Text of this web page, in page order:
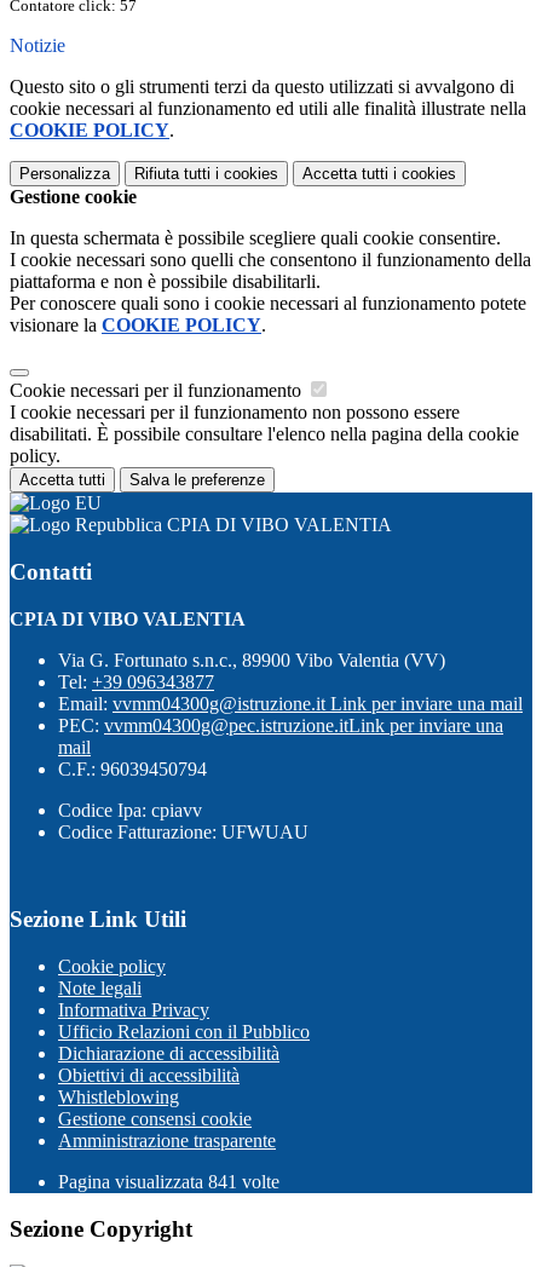
Contatore click: 57
Notizie
Questo sito o gli strumenti terzi da questo utilizzati si avvalgono di
cookie necessari al funzionamento ed utili alle finalità illustrate nella
COOKIE POLICY.
Personalizza Rifiuta tutti i cookies Accetta tutti i cookies
Gestione cookie
In questa schermata è possibile scegliere quali cookie consentire.
I cookie necessari sono quelli che consentono il funzionamento della
piattaforma e non è possibile disabilitarli.
Per conoscere quali sono i cookie necessari al funzionamento potete
visionare la COOKIE POLICY.
Cookie necessari per il funzionamento
I cookie necessari per il funzionamento non possono essere
disabilitati. È possibile consultare l'elenco nella pagina della cookie
policy.
Accetta tutti Salva le preferenze
CPIA DI VIBO VALENTIA
Contatti
CPIA DI VIBO VALENTIA
Via G. Fortunato s.n.c., 89900 Vibo Valentia (VV)
Tel: +39 096343877
Email: vvmm04300g@istruzione.it Link per inviare una mail
PEC: vvmm04300g@pec.istruzione.itLink per inviare una
mail
C.F.: 96039450794
Codice Ipa: cpiavv
Codice Fatturazione: UFWUAU
Sezione Link Utili
Cookie policy
Note legali
Informativa Privacy
Ufficio Relazioni con il Pubblico
Dichiarazione di accessibilità
Obiettivi di accessibilità
Whistleblowing
Gestione consensi cookie
Amministrazione trasparente
Pagina visualizzata 841 volte
Sezione Copyright